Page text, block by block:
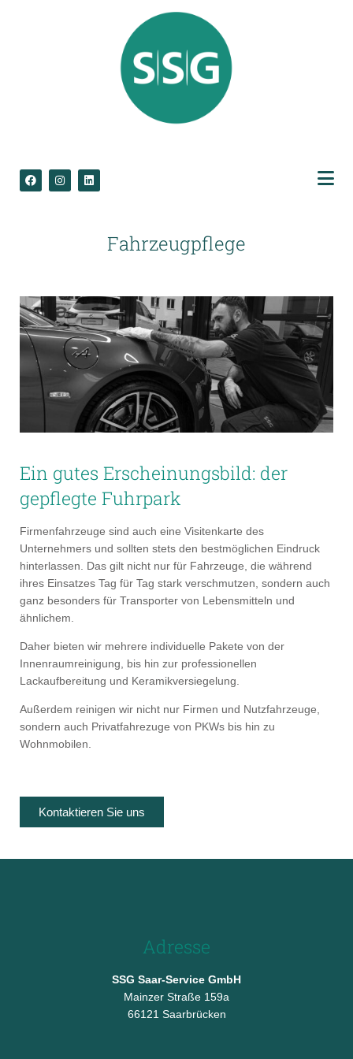
Fahrzeugpflege
Ein gutes Erscheinungsbild: der
gepflegte Fuhrpark
Firmenfahrzeuge sind auch eine Visitenkarte des
Unternehmers und sollten stets den bestmöglichen Eindruck
hinterlassen. Das gilt nicht nur für Fahrzeuge, die während
ihres Einsatzes Tag für Tag stark verschmutzen, sondern auch
ganz besonders für Transporter von Lebensmitteln und
ähnlichem.
Daher bieten wir mehrere individuelle Pakete von der
Innenraumreinigung, bis hin zur professionellen
Lackaufbereitung und Keramikversiegelung.
Außerdem reinigen wir nicht nur Firmen und Nutzfahrzeuge,
sondern auch Privatfahrezuge von PKWs bis hin zu
Wohnmobilen.
Kontaktieren Sie uns
Adresse
SSG Saar-Service GmbH
Mainzer Straße 159a
66121 Saarbrücken